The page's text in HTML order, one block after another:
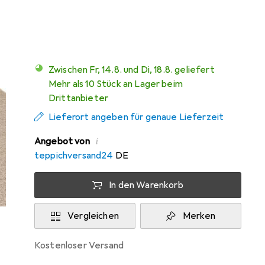
Zwischen Fr, 14.8. und Di, 18.8. geliefert
Mehr als 10 Stück an Lager beim
Drittanbieter
Lieferort angeben für genaue Lieferzeit
Angebot von i
teppichversand24 DE
In den Warenkorb
Vergleichen Merken
kostenloser Versand